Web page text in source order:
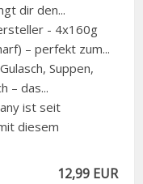
dir den...
- 4x160g
– perfekt zum...
Suppen,
– das...
ist seit
diesem
12,99 EUR